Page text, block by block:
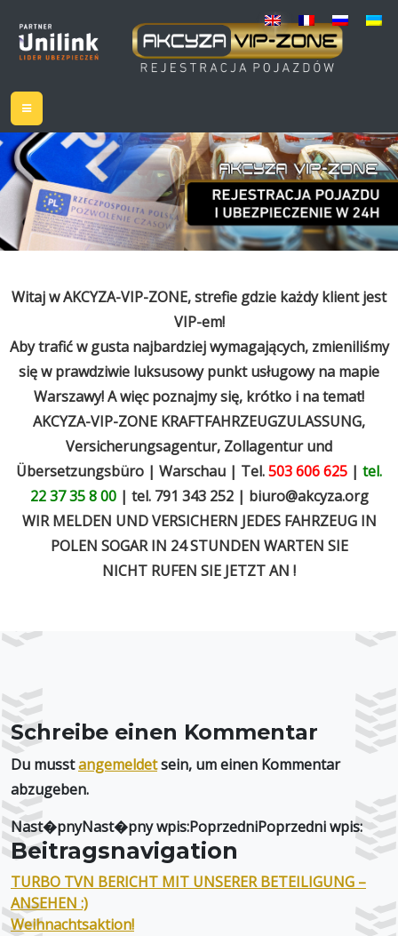
Witaj w AKCYZA-VIP-ZONE, strefie gdzie każdy klient jest
VIP-em!
Aby trafić w gusta najbardziej wymagających, zmieniliśmy
się w prawdziwie luksusowy punkt usługowy na mapie
Warszawy! A więc poznajmy się, krótko i na temat!
AKCYZA-VIP-ZONE KRAFTFAHRZEUGZULASSUNG,
Versicherungsagentur, Zollagentur und
Übersetzungsbüro | Warschau | Tel.503 606 625 | tel.
22 37 35 8 00| tel. 791 343 252 | biuro@akcyza.org
WIR MELDEN UND VERSICHERN JEDES FAHRZEUG IN
POLEN SOGAR IN 24 STUNDEN WARTEN SIE
NICHT RUFEN SIE JETZT AN !
Schreibe einen Kommentar
Du musstangemeldetsein, um einen Kommentar
abzugeben.
Nast�pnyNast�pny wpis:PoprzedniPoprzedni wpis:
Beitragsnavigation
TURBO TVN BERICHT MIT UNSERER BETEILIGUNG –
ANSEHEN :)
Weihnachtsaktion!